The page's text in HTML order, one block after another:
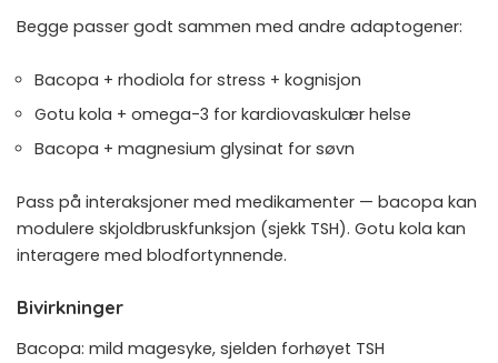
Begge passer godt sammen med andre adaptogener:
Bacopa + rhodiola for stress + kognisjon
Gotu kola + omega-3 for kardiovaskulær helse
Bacopa + magnesium glysinat for søvn
Pass på interaksjoner med medikamenter — bacopa kan
modulere skjoldbruskfunksjon (sjekk TSH). Gotu kola kan
interagere med blodfortynnende.
Bivirkninger
Bacopa: mild magesyke, sjelden forhøyet TSH